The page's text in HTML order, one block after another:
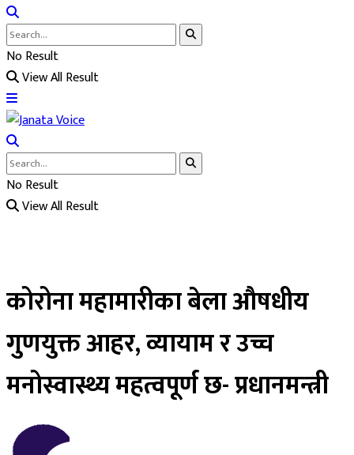
No Result
View All Result
No Result
View All Result
कोरोना महामारीका बेला औषधीय
गुणयुक्त आहर, व्यायाम र उच्च
मनोस्वास्थ्य महत्वपूर्ण छ- प्रधानमन्त्री